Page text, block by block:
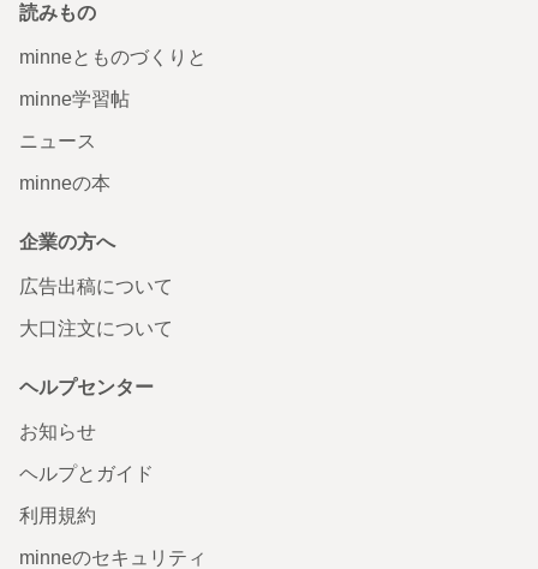
読みもの
minneとものづくりと
minne学習帖
ニュース
minneの本
企業の方へ
広告出稿について
大口注文について
ヘルプセンター
お知らせ
ヘルプとガイド
利用規約
minneのセキュリティ